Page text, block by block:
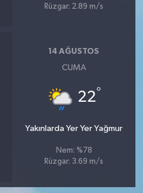
Rüzgar: 2.89 m/s
14 AĞUSTOS
CUMA
22°
Yakınlarda Yer Yer Yağmur
Nem: %78
Rüzgar: 3.69 m/s